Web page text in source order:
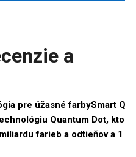
a
pre úžasné farbySmart Q
Quantum Dot, kto
farieb a odtieňov a 1